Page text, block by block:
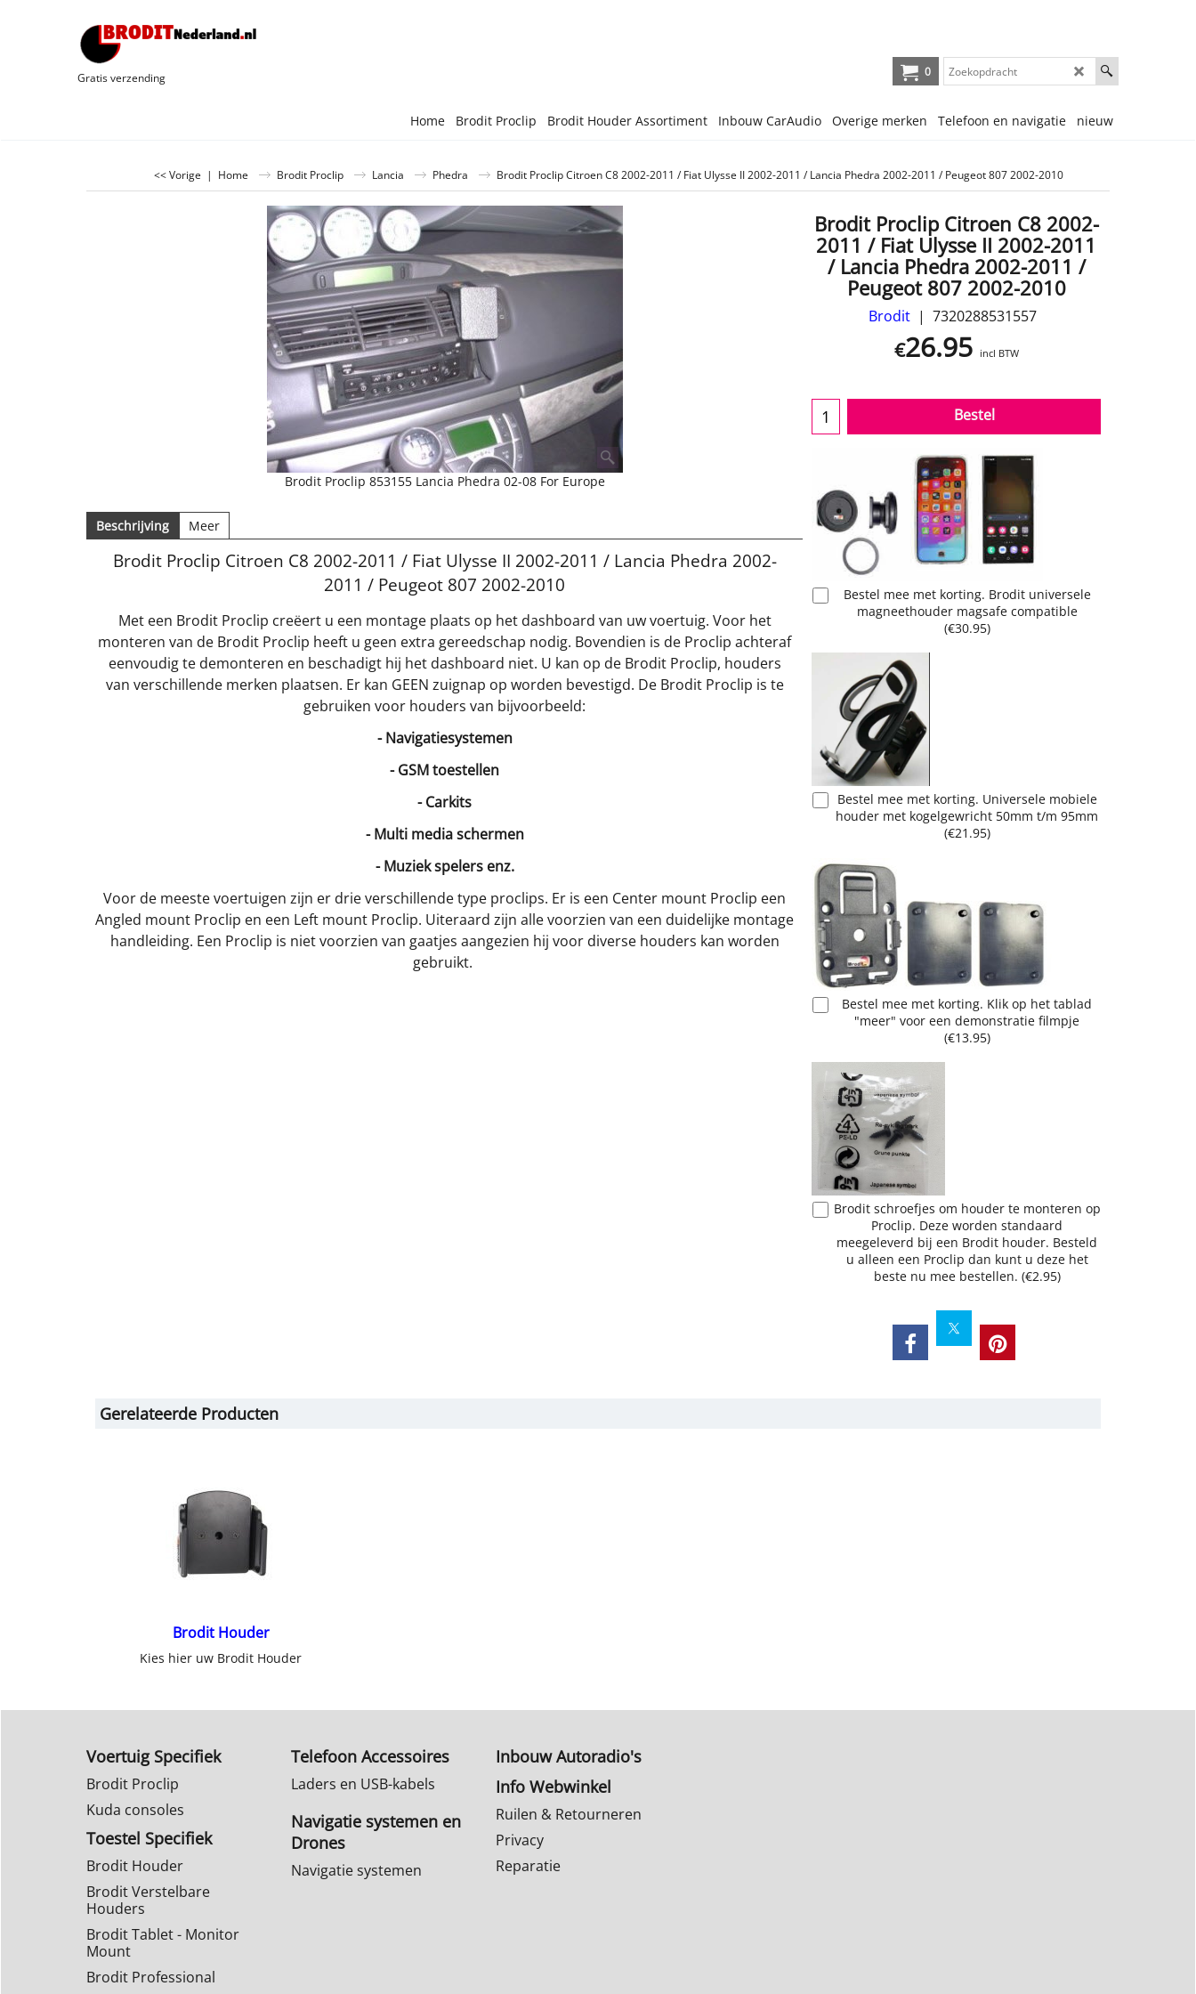
Gratis verzending 0
Home Brodit Proclip Brodit Houder Assortiment Inbouw CarAudio Overige merken Telefoon en navigatie nieuw
<< Vorige | Home Brodit Proclip Lancia Phedra Brodit Proclip Citroen C8 2002-2011 / Fiat Ulysse II 2002-2011 / Lancia Phedra 2002-2011 / Peugeot 807 2002-2010
Brodit Proclip 853155 Lancia Phedra 02-08 For Europe
Brodit Proclip Citroen C8 2002-
2011 / Fiat Ulysse II 2002-2011
/ Lancia Phedra 2002-2011 /
Peugeot 807 2002-2010
Brodit 7320288531557
€26.95 incl BTW
Bestel
Bestel mee met korting. Brodit universele
magneethouder magsafe compatible
(€30.95)
Bestel mee met korting. Universele mobiele
houder met kogelgewricht 50mm t/m 95mm
(€21.95)
Bestel mee met korting. Klik op het tablad
"meer" voor een demonstratie filmpje
(€13.95)
Brodit schroefjes om houder te monteren op
Proclip. Deze worden standaard
meegeleverd bij een Brodit houder. Besteld
u alleen een Proclip dan kunt u deze het
beste nu mee bestellen. (€2.95)
Beschrijving Meer
Brodit Proclip Citroen C8 2002-2011 / Fiat Ulysse II 2002-2011 / Lancia Phedra 2002-
2011 / Peugeot 807 2002-2010
Met een Brodit Proclip creëert u een montage plaats op het dashboard van uw voertuig. Voor het
monteren van de Brodit Proclip heeft u geen extra gereedschap nodig. Bovendien is de Proclip achteraf
eenvoudig te demonteren en beschadigt hij het dashboard niet. U kan op de Brodit Proclip, houders
van verschillende merken plaatsen. Er kan GEEN zuignap op worden bevestigd. De Brodit Proclip is te
gebruiken voor houders van bijvoorbeeld:
- Navigatiesystemen
- GSM toestellen
- Carkits
- Multi media schermen
- Muziek spelers enz.
Voor de meeste voertuigen zijn er drie verschillende type proclips. Er is een Center mount Proclip een
Angled mount Proclip en een Left mount Proclip. Uiteraard zijn alle voorzien van een duidelijke montage
handleiding. Een Proclip is niet voorzien van gaatjes aangezien hij voor diverse houders kan worden
gebruikt.
Gerelateerde Producten
Brodit Houder
Kies hier uw Brodit Houder
Voertuig Specifiek
Brodit Proclip
Kuda consoles
Toestel Specifiek
Brodit Houder
Brodit Verstelbare
Houders
Brodit Tablet - Monitor
Mount
Brodit Professional
Telefoon Accessoires
Laders en USB-kabels
Navigatie systemen en
Drones
Navigatie systemen
Inbouw Autoradio's
Info Webwinkel
Ruilen & Retourneren
Privacy
Reparatie